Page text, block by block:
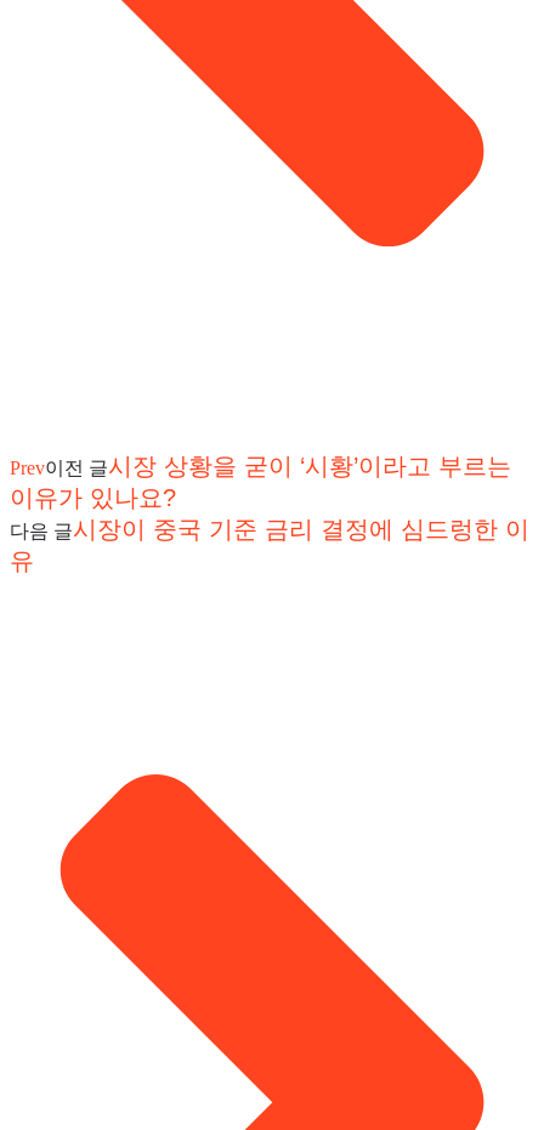
Prev이전 글시장 상황을 굳이 ‘시황’이라고 부르는
이유가 있나요?
다음 글시장이 중국 기준 금리 결정에 심드렁한 이
유